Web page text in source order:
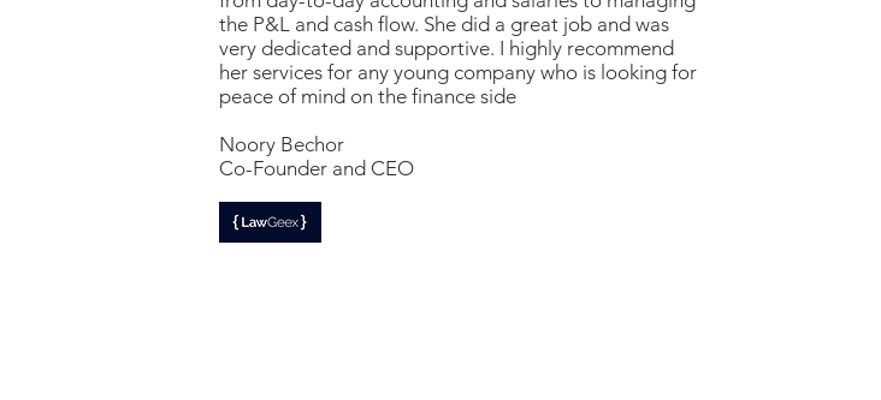
the P&L and cash flow. She did a great job and was
very dedicated and supportive. I highly recommend
her services for any young company who is looking for
peace of mind on the finance side
Noory Bechor
Co-Founder and CEO